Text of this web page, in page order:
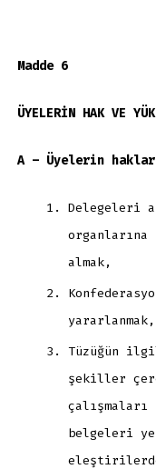
Madde 6
ÜYELERİN HAK VE
A – Üyelerin
Delegeleri
organlarına
almak,
yararlanmak,
Tüzüğün
şekiller
çalışmaları
belgeleri